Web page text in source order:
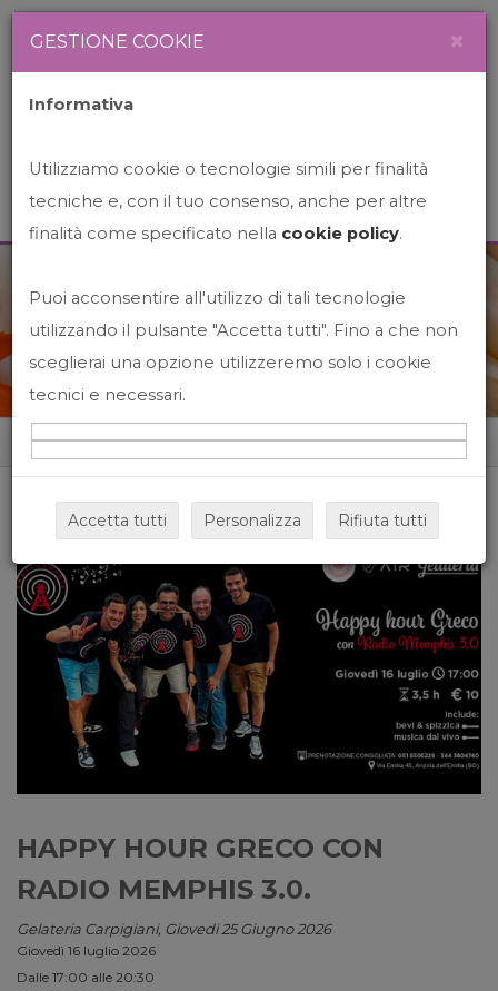
News&Events
Home News&events
HAPPY HOUR GRECO CON
RADIO MEMPHIS 3.0.
Gelateria Carpigiani, Giovedi 25 Giugno 2026
Giovedì 16 luglio 2026
Dalle 17:00 alle 20:30
GESTIONE COOKIE ×
Informativa
Utilizziamo cookie o tecnologie simili per finalità
tecniche e, con il tuo consenso, anche per altre
finalità come specificato nella cookie policy.
Puoi acconsentire all'utilizzo di tali tecnologie
utilizzando il pulsante "Accetta tutti". Fino a che non
sceglierai una opzione utilizzeremo solo i cookie
tecnici e necessari.
Accetta tutti Personalizza Rifiuta tutti